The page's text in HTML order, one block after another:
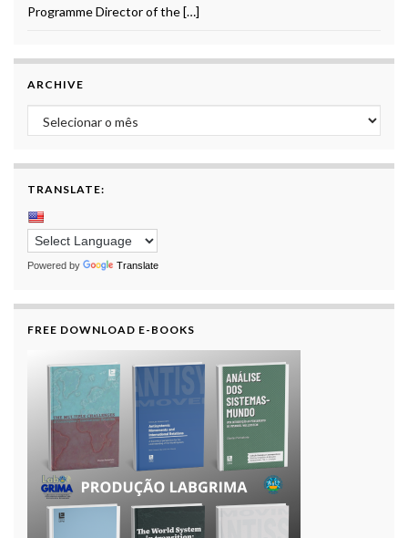
Programme Director of the […]
ARCHIVE
Archive
TRANSLATE:
Powered by Translate
FREE DOWNLOAD E-BOOKS